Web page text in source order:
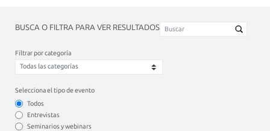
BUSCA O FILTRA PARA VER RESULTADOS
Filtrar por categoría
Selecciona el tipo de evento
Todos
Entrevistas
Seminarios y webinars